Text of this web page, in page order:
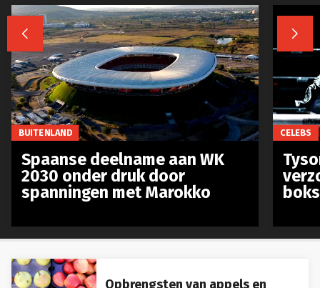
Opbrengsten van appels en
 
BUITENLAND
Spaanse deelname aan WK
2030 onder druk door
spanningen met Marokko
CELEBS